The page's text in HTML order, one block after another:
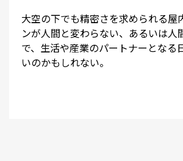
大空の下でも精密さを求められる屋
ンが人間と変わらない、あるいは人
で、生活や産業のパートナーとなる
いのかもしれない。